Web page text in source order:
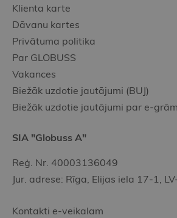
Klienta karte
Dāvanu kartes
Privātuma politika
Par GLOBUSS
Vakances
Biežāk uzdotie jautājumi (BUJ)
Biežāk uzdotie jautājumi par e-
SIA "Globuss A"
Reģ. Nr. 40003136049
Jur. adrese: Rīga, Elijas iela 17-1,
Kontakti e-veikalam